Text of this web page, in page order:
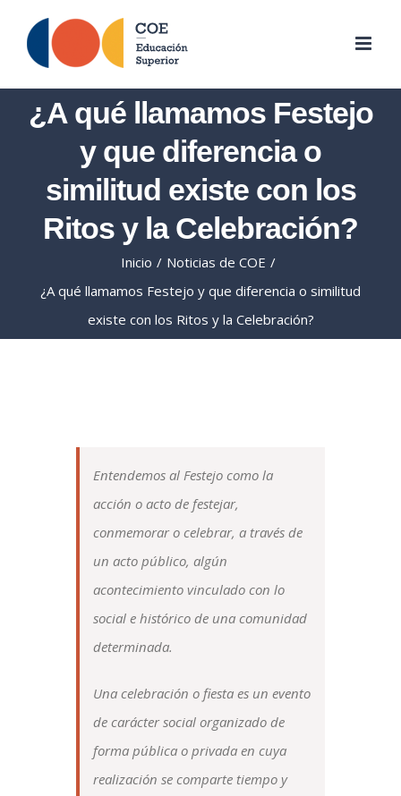
content
¿A qué llamamos Festejo
y que diferencia o
similitud existe con los
Ritos y la Celebración?
Inicio / Noticias de COE /
¿A qué llamamos Festejo y que diferencia o similitud
existe con los Ritos y la Celebración?
Entendemos al Festejo como la
acción o acto de festejar,
conmemorar o celebrar, a través de
un acto público, algún
acontecimiento vinculado con lo
social e histórico de una comunidad
determinada.
Una celebración o fiesta es un evento
de carácter social organizado de
forma pública o privada en cuya
realización se comparte tiempo y